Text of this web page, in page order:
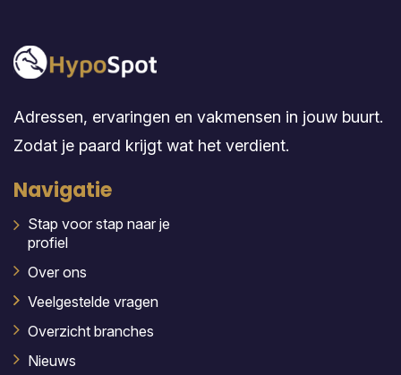
Adressen, ervaringen en vakmensen in jouw buurt.
Zodat je paard krijgt wat het verdient.
Navigatie
Stap voor stap naar je
profiel
Over ons
Veelgestelde vragen
Overzicht branches
Nieuws